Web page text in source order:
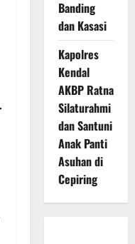
Banding
dan Kasasi
Kapolres
Kendal
AKBP Ratna
Silaturahmi
dan Santuni
Anak Panti
Asuhan di
Cepiring